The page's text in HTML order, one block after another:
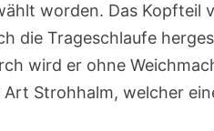
worden. Das Kopfteil
die Trageschlaufe
wird er ohne
Art Strohhalm, welcher